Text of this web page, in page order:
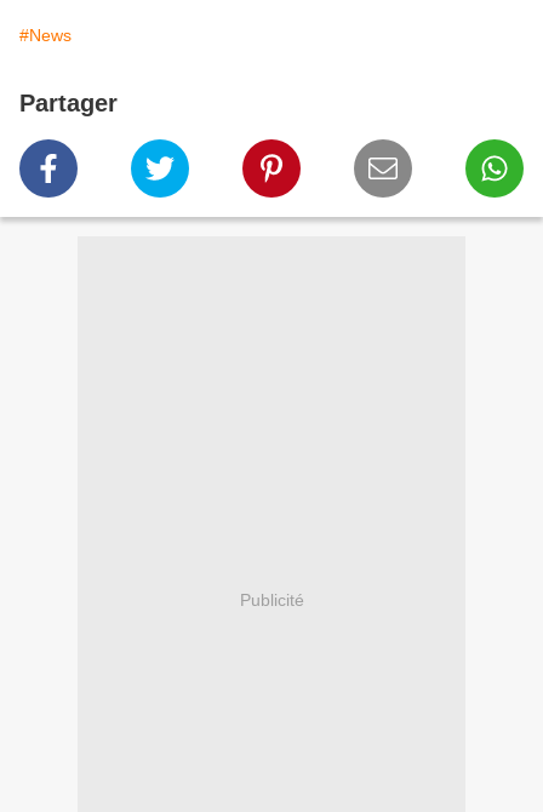
#News
Partager
Publicité